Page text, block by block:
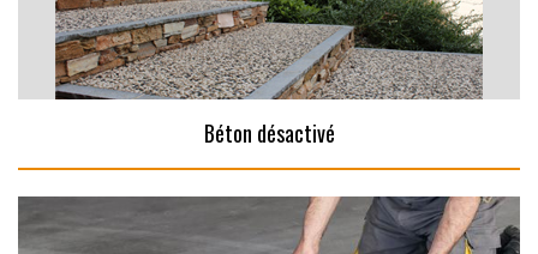
Béton désactivé